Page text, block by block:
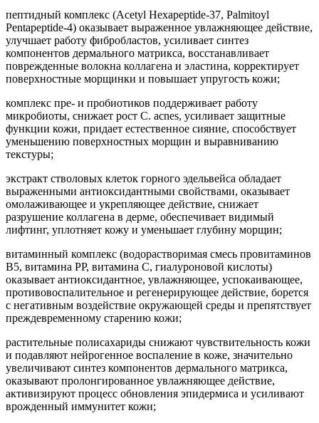
пептидный комплекс (Acetyl Hexapeptide-37, Palmitoyl
Pentapeptide-4) оказывает выраженное увлажняющее действие,
улучшает работу фибробластов, усиливает синтез
компонентов дермального матрикса, восстанавливает
поврежденные волокна коллагена и эластина, корректирует
поверхностные морщинки и повышает упругость кожи;
комплекс пре- и пробиотиков поддерживает работу
микробиоты, снижает рост C. acnes, усиливает защитные
функции кожи, придает естественное сияние, способствует
уменьшению поверхностных морщин и выравниванию
текстуры;
экстракт стволовых клеток горного эдельвейса обладает
выраженными антиоксидантными свойствами, оказывает
омолаживающее и укрепляющее действие, снижает
разрушение коллагена в дерме, обеспечивает видимый
лифтинг, уплотняет кожу и уменьшает глубину морщин;
витаминный комплекс (водорастворимая смесь провитаминов
В5, витамина РР, витамина С, гиалуроновой кислоты)
оказывает антиоксидантное, увлажняющее, успокаивающее,
противовоспалительное и регенерирующее действие, борется
с негативным воздействие окружающей среды и препятствует
преждевременному старению кожи;
растительные полисахариды снижают чувствительность кожи
и подавляют нейрогенное воспаление в коже, значительно
увеличивают синтез компонентов дермального матрикса,
оказывают пролонгированное увлажняющее действие,
активизируют процесс обновления эпидермиса и усиливают
врожденный иммунитет кожи;